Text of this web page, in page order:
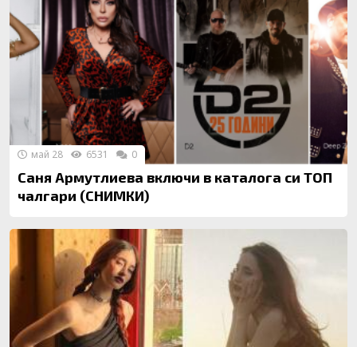
Саня Армутлиева включи в каталога си ТОП
чалгари (СНИМКИ)
май 28 6531 0